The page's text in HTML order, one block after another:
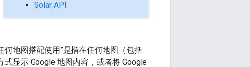
Solar API
何地图搭配使用”是指在任何地图（包括
显示 Google 地图内容，或者将 Google